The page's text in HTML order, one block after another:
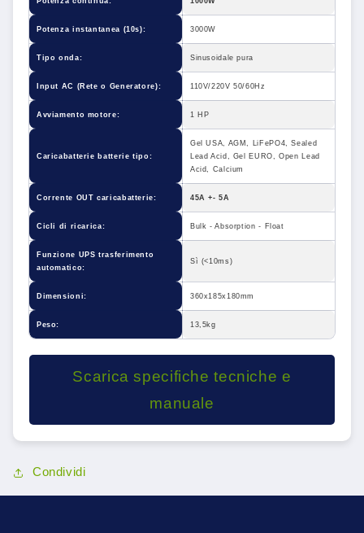
Potenza instantanea (10s): 3000W
Tipo onda: Sinusoidale pura
Input AC (Rete o Generatore): 110V/220V 50/60Hz
Avviamento motore: 1 HP
Caricabatterie batterie tipo:
Gel USA, AGM, LiFePO4, Sealed
Lead Acid, Gel EURO, Open Lead
Acid, Calcium
Corrente OUT caricabatterie: 45A +- 5A
Cicli di ricarica: Bulk - Absorption - Float
Funzione UPS trasferimento
automatico:
Sì (<10ms)
Dimensioni: 360x185x180mm
Peso: 13,5kg
Scarica specifiche tecniche e
manuale
Condividi